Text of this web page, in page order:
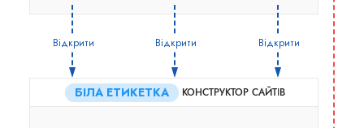
Відкрити Відкрити Відкрити
БІЛА ЕТИКЕТКА КОНСТРУКТОР САЙТІВ